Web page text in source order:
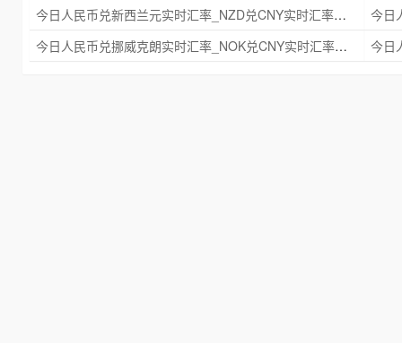
今日人民币兑新西兰元实时汇率_NZD兑CNY实时汇率查询 2025年09月21日
今日人民币兑挪威克朗实时汇率_NOK兑CNY实时汇率查询 2025年09月21日